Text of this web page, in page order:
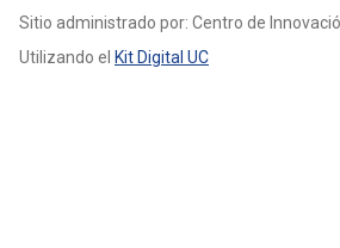
Sitio administrado por: Centro de
Utilizando el Kit Digital UC